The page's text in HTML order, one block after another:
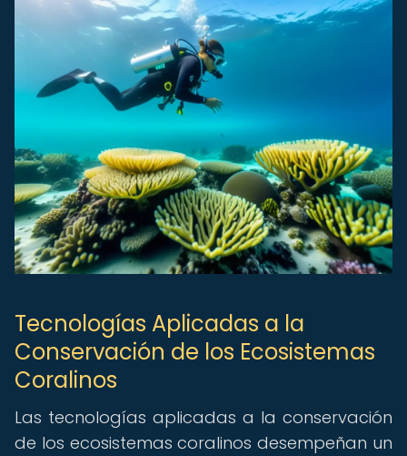
Tecnologías Aplicadas a la
Conservación de los Ecosistemas
Coralinos
Las tecnologías aplicadas a la conservación
de los ecosistemas coralinos desempeñan un